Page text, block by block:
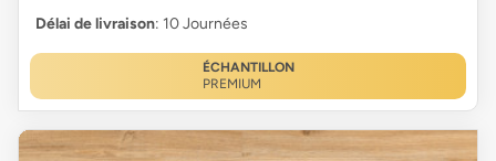
Délai de livraison: 10 Journées
ÉCHANTILLON
PREMIUM